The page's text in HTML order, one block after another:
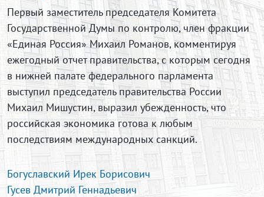
Первый заместитель председателя Комитета
Государственной Думы по контролю, член фракции
«Единая Россия» Михаил Романов, комментируя
ежегодный отчет правительства, с которым сегодня
в нижней палате федерального парламента
выступил председатель правительства России
Михаил Мишустин, выразил убежденность, что
российская экономика готова к любым
последствиям международных санкций.
Богуславский Ирек Борисович
Гусев Дмитрий Геннадьевич